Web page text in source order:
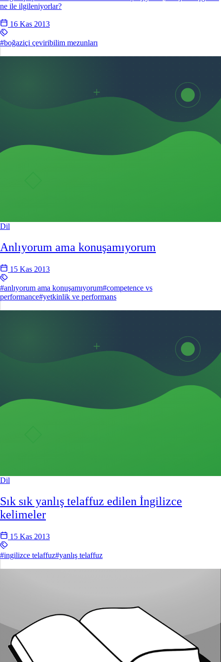
ne ile ilgileniyorlar?
16 Kas 2013
#boğaziçi çeviribilim mezunları
Dil
Anlıyorum ama konuşamıyorum
15 Kas 2013
#anlıyorum ama konuşamıyorum#competence vs
performance#yetkinlik ve performans
Dil
Sık sık yanlış telaffuz edilen İngilizce
kelimeler
15 Kas 2013
#ingilizce telaffuz#yanlış telaffuz